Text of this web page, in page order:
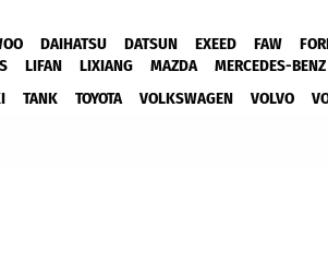
DAIHATSU DATSUN EXEED FAW
LIFAN LIXIANG MAZDA MERCEDES-BENZ
TANK TOYOTA VOLKSWAGEN VOLVO